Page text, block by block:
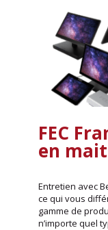
FEC
en
Entretien avec
ce qui vous
gamme de
n’importe quel